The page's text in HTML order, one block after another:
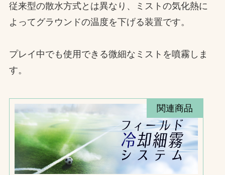
従来型の散水方式とは異なり、ミストの気化熱に
よってグラウンドの温度を下げる装置です。
プレイ中でも使用できる微細なミストを噴霧しま
す。
関連商品